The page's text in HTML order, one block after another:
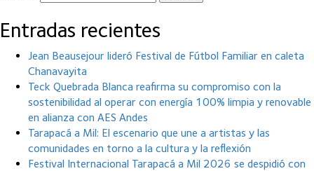
Entradas recientes
Jean Beausejour lideró Festival de Fútbol Familiar en caleta
Chanavayita
Teck Quebrada Blanca reafirma su compromiso con la
sostenibilidad al operar con energía 100% limpia y renovable
en alianza con AES Andes
Tarapacá a Mil: El escenario que une a artistas y las
comunidades en torno a la cultura y la reflexión
Festival Internacional Tarapacá a Mil 2026 se despidió con